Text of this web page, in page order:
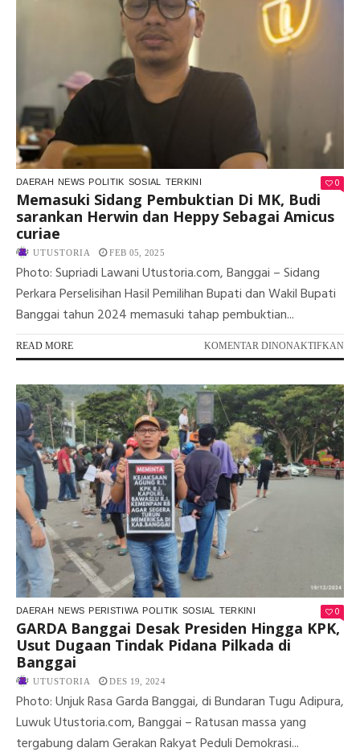
DAERAH NEWS POLITIK SOSIAL TERKINI 0
Memasuki Sidang Pembuktian Di MK, Budi
sarankan Herwin dan Heppy Sebagai Amicus
curiae
UTUSTORIA FEB 05, 2025
Photo: Supriadi Lawani Utustoria.com, Banggai – Sidang
Perkara Perselisihan Hasil Pemilihan Bupati dan Wakil Bupati
Banggai tahun 2024 memasuki tahap pembuktian...
READ MORE KOMENTAR DINONAKTIFKAN
DI
DAERAH NEWS PERISTIWA POLITIK SOSIAL TERKINI 0
GARDA Banggai Desak Presiden Hingga KPK,
Usut Dugaan Tindak Pidana Pilkada di
Banggai
UTUSTORIA DES 19, 2024
Photo: Unjuk Rasa Garda Banggai, di Bundaran Tugu Adipura,
Luwuk Utustoria.com, Banggai – Ratusan massa yang
tergabung dalam Gerakan Rakyat Peduli Demokrasi...